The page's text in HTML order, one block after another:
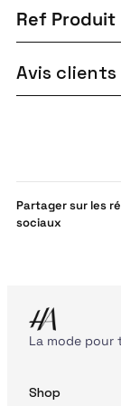
Ref Produit
Avis clients
Partager sur les
sociaux
La mode pour
Shop